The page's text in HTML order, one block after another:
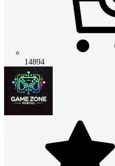
14894